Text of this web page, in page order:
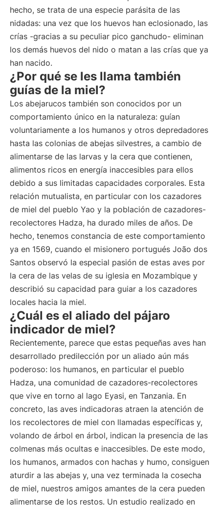
hecho, se trata de una especie parásita de las
nidadas: una vez que los huevos han eclosionado, las
crías -gracias a su peculiar pico ganchudo- eliminan
los demás huevos del nido o matan a las crías que ya
han nacido.
¿Por qué se les llama también
guías de la miel?
Los abejarucos también son conocidos por un
comportamiento único en la naturaleza: guían
voluntariamente a los humanos y otros depredadores
hasta las colonias de abejas silvestres, a cambio de
alimentarse de las larvas y la cera que contienen,
alimentos ricos en energía inaccesibles para ellos
debido a sus limitadas capacidades corporales. Esta
relación mutualista, en particular con los cazadores
de miel del pueblo Yao y la población de cazadores-
recolectores Hadza, ha durado miles de años. De
hecho, tenemos constancia de este comportamiento
ya en 1569, cuando el misionero portugués João dos
Santos observó la especial pasión de estas aves por
la cera de las velas de su iglesia en Mozambique y
describió su capacidad para guiar a los cazadores
locales hacia la miel.
¿Cuál es el aliado del pájaro
indicador de miel?
Recientemente, parece que estas pequeñas aves han
desarrollado predilección por un aliado aún más
poderoso: los humanos, en particular el pueblo
Hadza, una comunidad de cazadores-recolectores
que vive en torno al lago Eyasi, en Tanzania. En
concreto, las aves indicadoras atraen la atención de
los recolectores de miel con llamadas específicas y,
volando de árbol en árbol, indican la presencia de las
colmenas más ocultas e inaccesibles. De este modo,
los humanos, armados con hachas y humo, consiguen
aturdir a las abejas y, una vez terminada la cosecha
de miel, nuestros amigos amantes de la cera pueden
alimentarse de los restos. Un estudio realizado en